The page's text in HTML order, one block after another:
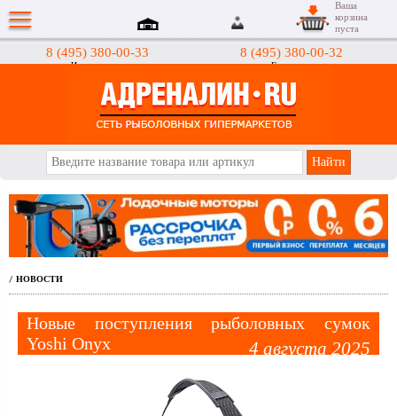
8 (495) 380-00-33
Интернет-магазин
8 (495) 380-00-32
Гипермаркеты
Ваша
корзина
пуста
/ НОВОСТИ
Новые поступления рыболовных сумок
Yoshi Onyx
4 августа 2025